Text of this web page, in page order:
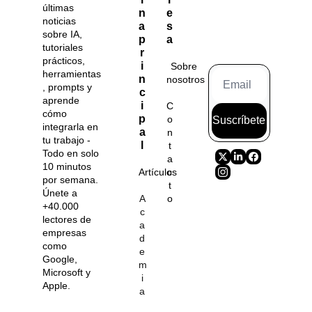
últimas
noticias
sobre IA,
tutoriales
prácticos,
herramientas
, prompts y
aprende
cómo
integrarla en
tu trabajo -
Todo en solo
10 minutos
por semana.
Únete a
+40.000
lectores de
empresas
como
Google,
Microsoft y
Apple.
n
a
p
r
i
n
c
i
p
a
Artículos
A
c
a
d
e
m
i
a
e
s
a
Sobre
nosotros
C
o
n
t
a
c
t
o
Suscríbete